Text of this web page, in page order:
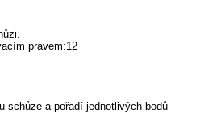
právem:12
schůze a pořadí jednotlivých bodů